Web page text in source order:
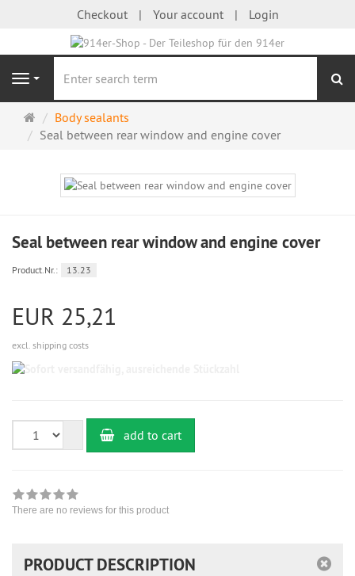
Checkout Your account Login
Navigation
Main
page
Body sealants
Seal between rear window and engine cover
Seal between rear window and engine cover
Product.Nr.: 13.23
EUR 25,21
excl. shipping costs
add to cart
There are no reviews for this product
PRODUCT DESCRIPTION